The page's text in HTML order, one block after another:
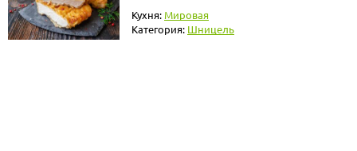
Кухня: Мировая
Категория: Шницель